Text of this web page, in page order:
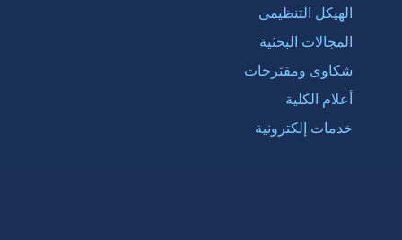
الهيكل التنظيمى
المجالات البحثية
شكاوى ومقترحات
أعلام الكلية
خدمات إلكترونية